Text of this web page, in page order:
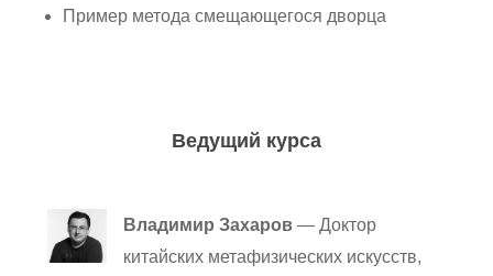
Пример метода смещающегося дворца
Ведущий курса
Владимир Захаров — Доктор
китайских метафизических искусств,